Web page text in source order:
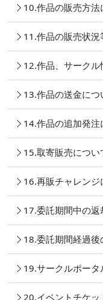
10.作品の販売方法
11.作品の販売状況
12.作品、サーク
13.作品の送金につ
14.作品の追加発注
15.取寄販売につい
16.再販チャレンジ
17.委託期間中の返
18.委託期間経過
19.サークルポータ
20.イベントチケ